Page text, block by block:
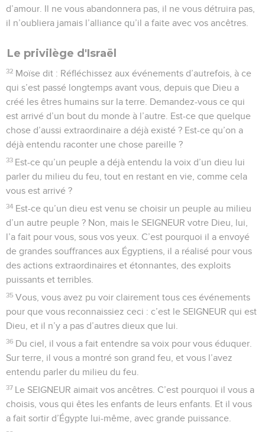
d’amour. Il ne vous abandonnera pas, il ne vous détruira pas,
il n’oubliera jamais l’alliance qu’il a faite avec vos ancêtres.
Le privilège d'Israël
32 Moïse dit : Réfléchissez aux événements d’autrefois, à ce
qui s’est passé longtemps avant vous, depuis que Dieu a
créé les êtres humains sur la terre. Demandez-vous ce qui
est arrivé d’un bout du monde à l’autre. Est-ce que quelque
chose d’aussi extraordinaire a déjà existé ? Est-ce qu’on a
déjà entendu raconter une chose pareille ?
33 Est-ce qu’un peuple a déjà entendu la voix d’un dieu lui
parler du milieu du feu, tout en restant en vie, comme cela
vous est arrivé ?
34 Est-ce qu’un dieu est venu se choisir un peuple au milieu
d’un autre peuple ? Non, mais le SEIGNEUR votre Dieu, lui,
l’a fait pour vous, sous vos yeux. C’est pourquoi il a envoyé
de grandes souffrances aux Égyptiens, il a réalisé pour vous
des actions extraordinaires et étonnantes, des exploits
puissants et terribles.
35 Vous, vous avez pu voir clairement tous ces événements
pour que vous reconnaissiez ceci : c’est le SEIGNEUR qui est
Dieu, et il n’y a pas d’autres dieux que lui.
36 Du ciel, il vous a fait entendre sa voix pour vous éduquer.
Sur terre, il vous a montré son grand feu, et vous l’avez
entendu parler du milieu du feu.
37 Le SEIGNEUR aimait vos ancêtres. C’est pourquoi il vous a
choisis, vous qui êtes les enfants de leurs enfants. Et il vous
a fait sortir d’Égypte lui-même, avec grande puissance.